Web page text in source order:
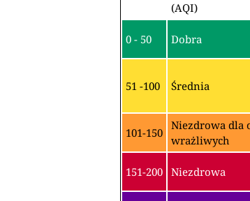
(AQI)
0 - 50 Dobra
51 -100 Średnia
101-150
Niezdrowa dla
wrażliwych
151-200 Niezdrowa